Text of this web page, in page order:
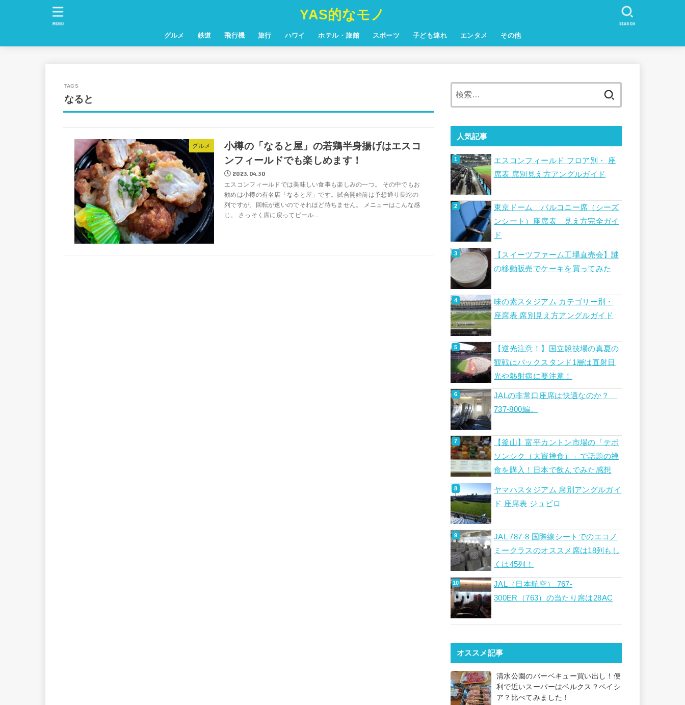
YAS的なモノ
グルメ 鉄道 飛行機 旅行 ハワイ ホテル・旅館 スポーツ 子ども連れ エンタメ その他
SEARCH
MENU
なると
グルメ
小樽の「なると屋」の若鶏半身揚げはエスコ
ンフィールドでも楽しめます！
2023.04.30
エスコンフィールドでは美味しい食事も楽しみの一つ。 その中でもお
勧めは小樽の有名店「なると屋」です。試合開始前は予想通り長蛇の
列ですが、回転が速いのでそれほど待ちません。 メニューはこんな感
じ。 さっそく席に戻ってビール...
人気記事
エスコンフィールド フロア別・ 座
席表 席別見え方アングルガイド
東京ドーム バルコニー席（シーズ
ンシート）座席表 見え方完全ガイ
ド
【スイーツファーム工場直売会】謎
の移動販売でケーキを買ってみた
味の素スタジアム カテゴリー別・
座席表 席別見え方アングルガイド
【逆光注意！】国立競技場の真夏の
観戦はバックスタンド1層は直射日
光や熱射病に要注意！
JALの非常口座席は快適なのか？
737-800編。
【釜山】富平カントン市場の「テボ
ソンシク（大寶禅食）」で話題の禅
食を購入！日本で飲んでみた感想
ヤマハスタジアム 席別アングルガイ
ド 座席表 ジュビロ
JAL 787-8 国際線シートでのエコノ
ミークラスのオススメ席は18列もし
くは45列！
JAL（日本航空） 767-
300ER（763）の当たり席は28AC
オススメ記事
清水公園のバーベキュー買い出し！便
利で近いスーパーはベルクス？ベイシ
ア？比べてみました！